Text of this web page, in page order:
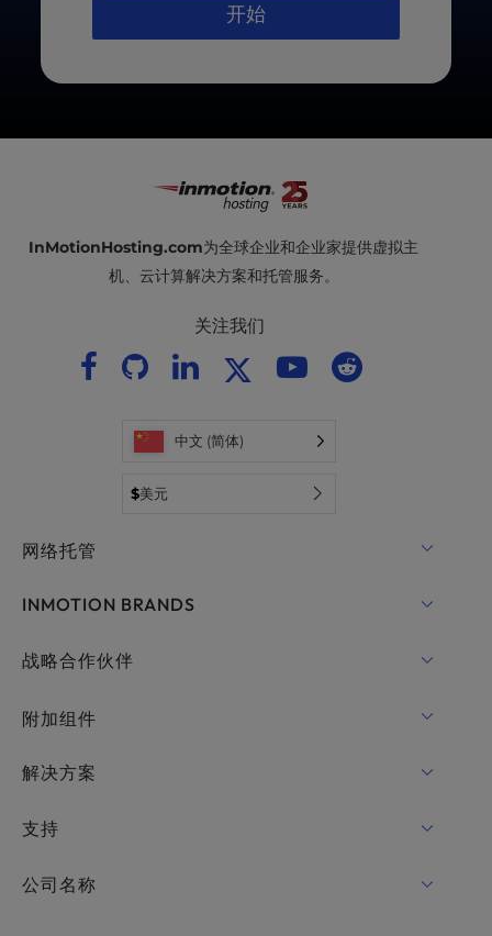
开始
InMotionHosting.com为全球企业和企业家提供虚拟主
机、云计算解决方案和托管服务。
关注我们
中文 (简体)
$美元
网络托管
共享主机
适用于WordPress的UltraStack ONE
VPS 托管
裸机服务器
企业托管解决方案
INMOTION BRANDS
RamNode 云
战略合作伙伴
OpenMetal 云计算 IaaS
附加组件
域名
专业电子邮件
解决方案
cPanel 托管
支持
在线聊天
公司名称